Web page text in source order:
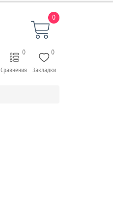
0
0
Закладки
0
Сравнения